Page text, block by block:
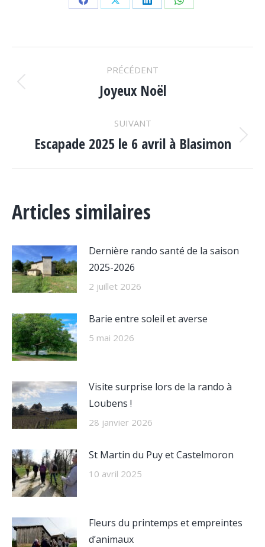
Partager
Facebook
Partager
X
Partager
LinkedIn
Partager
WhatsApp
NAVIGATION
ARTICLE
PRÉCÉDENT
Article
:
Joyeux Noël
SUIVANT
Article
Escapade 2025 le 6 avril à Blasimon
Articles similaires
Dernière rando santé de la saison
2025-2026
2 juillet 2026
Barie entre soleil et averse
5 mai 2026
Visite surprise lors de la rando à
Loubens !
28 janvier 2026
St Martin du Puy et Castelmoron
10 avril 2025
Fleurs du printemps et empreintes
d’animaux